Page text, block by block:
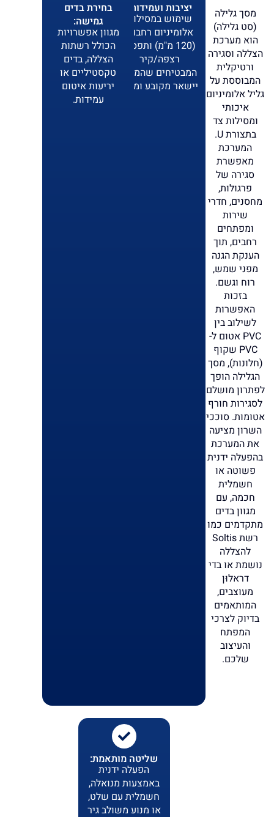
מסך גלילה
(סט גלילה)
הוא מערכת
הצללה וסגירה
ורטיקלית
המבוססת על
גליל אלומיניום
איכותי
ומסילות צד
בתצורת U.
המערכת
מאפשרת
סגירה של
פרגולות,
מחסנים, חדרי
שירות
ומפתחים
רחבים, תוך
הענקת הגנה
מפני שמש,
רוח וגשם.
בזכות
האפשרות
לשילוב בין
PVC אטום ל-
PVC שקוף
(חלונות), מסך
הגלילה הופך
לפתרון מושלם
לסגירות חורף
אטומות. סוככי
השרון מציעה
את המערכת
בהפעלה ידנית
פשוטה או
חשמלית
חכמה, עם
מגוון בדים
מתקדמים כמו
רשת Soltis
להצללה
נושמת או בדי
דראלוּן
מעוצבים,
המותאמים
בדיוק לצרכי
המפתח
והעיצוב
שלכם.
יציבות ועמידות:
שימוש במסילות
אלומיניום רחבות
(120 מ"מ) ותפסני
רצפה/קיר
המבטיחים שהמסך
יישאר מקובע ומוגן.
בחירת בדים
גמישה:
מגוון אפשרויות
הכולל רשתות
הצללה, בדים
טקסטיליים או
יריעות איטום
עמידות.
שליטה מותאמת:
הפעלה ידנית
באמצעות מנואלה,
חשמלית עם שלט,
או מנוע משולב גיר